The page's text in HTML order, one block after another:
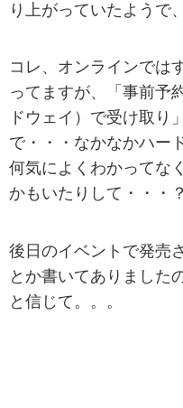
り上がっていたようで
コレ、オンラインでは
ってますが、「事前予
ドウェイ）で受け取り
で・・・なかなかハー
何気によくわかってな
かもいたりして・・・？
後日のイベントで発売
とか書いてありました
と信じて。。。